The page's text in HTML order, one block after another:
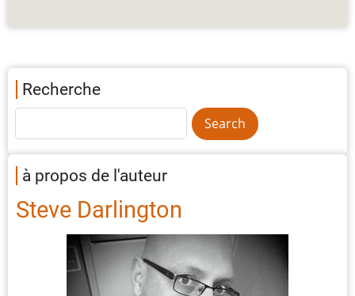
Recherche
à propos de l'auteur
Steve Darlington